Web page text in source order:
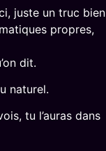
juste un truc bien
propres,
dit.
naturel.
tu l’auras dans